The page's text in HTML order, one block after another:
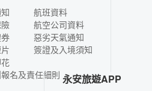
航班資料
航空公司資料
惡劣天氣通知
簽證及入境須知
名及責任細則 永安旅遊APP